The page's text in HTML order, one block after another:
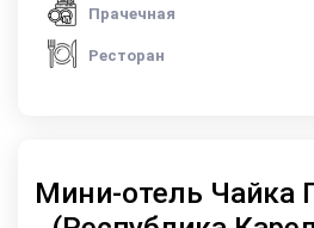
Прачечная
Ресторан
Мини-отель Чайка